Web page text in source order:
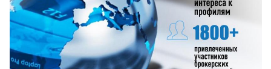
Смотреть проект